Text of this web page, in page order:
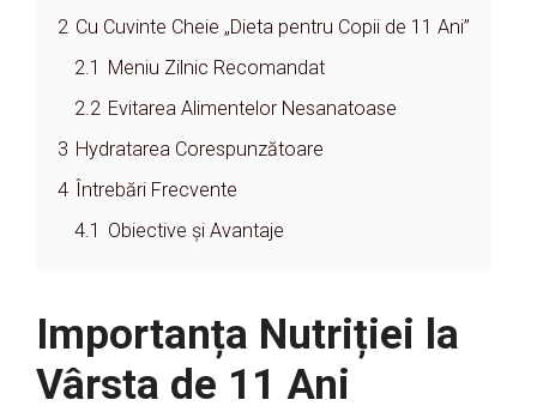
2 Cu Cuvinte Cheie „Dieta pentru Copii de 11 Ani”
2.1
Meniu Zilnic Recomandat
2.2 Evitarea Alimentelor Nesanatoase
3 Hydratarea Corespunzătoare
4
Întrebări Frecvente
4.1 Obiective și Avantaje
Importanța Nutriției la
Vârsta de 11 Ani